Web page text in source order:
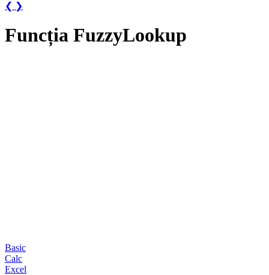
❮ ❯
Funcția FuzzyLookup
Basic
Calc
Excel